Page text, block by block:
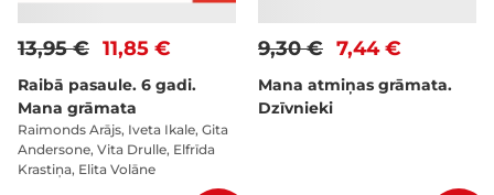
11,85 €
13,95 €
Raibā pasaule. 6 gadi.
Mana grāmata
Raimonds Arājs, Iveta Ikale, Gita
Andersone, Vita Drulle, Elfrīda
Krastiņa, Elita Volāne
7,44 €
9,30 €
Mana atmiņas grāmata.
Dzīvnieki